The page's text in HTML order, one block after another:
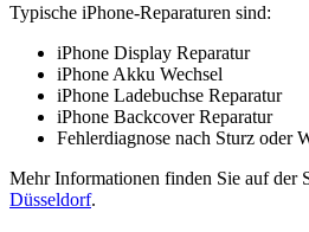
Typische iPhone-Reparaturen sind:
iPhone Display Reparatur
iPhone Akku Wechsel
iPhone Ladebuchse Reparatur
iPhone Backcover Reparatur
Fehlerdiagnose nach Sturz oder
Mehr Informationen finden Sie auf der
Düsseldorf.